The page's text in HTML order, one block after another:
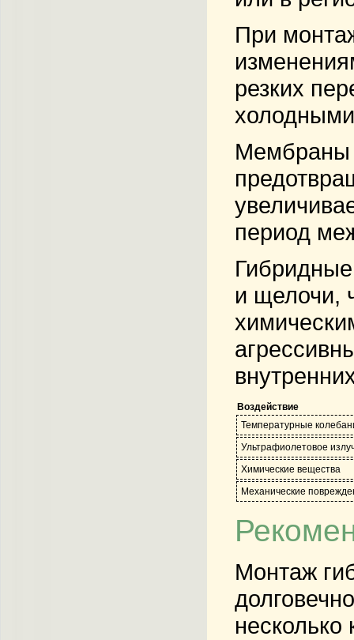
При
резких
Мембраны
период
и щелочи,
Воздействие
Температурные
Ультрафиолетовое
Химические вещества
Механические
Монтаж